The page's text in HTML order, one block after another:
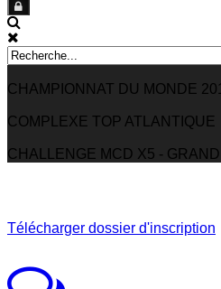
CHAMPIONNAT DU MONDE
COMPLEXE TOP ATLANTIQUE
CHALLENGE MCD X5 -
Télécharger dossier d'inscription